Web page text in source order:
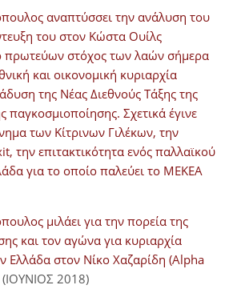
αναπτύσσει την ανάλυση του
του στον Κώστα Ουίλς
πρωτεύων στόχος των λαών σήμερα
και οικονομική κυριαρχία
της Νέας Διεθνούς Τάξης της
παγκοσμιοποίησης. Σχετικά έγινε
των Κίτρινων Γιλέκων, την
την επιτακτικότητα ενός παλλαϊκού
για το οποίο παλεύει το ΜΕΚΕΑ
μιλάει για την πορεία της
και τον αγώνα για κυριαρχία
Ελλάδα στον Νίκο Χαζαρίδη (Alpha
(ΙΟΥΝΙΟΣ 2018)